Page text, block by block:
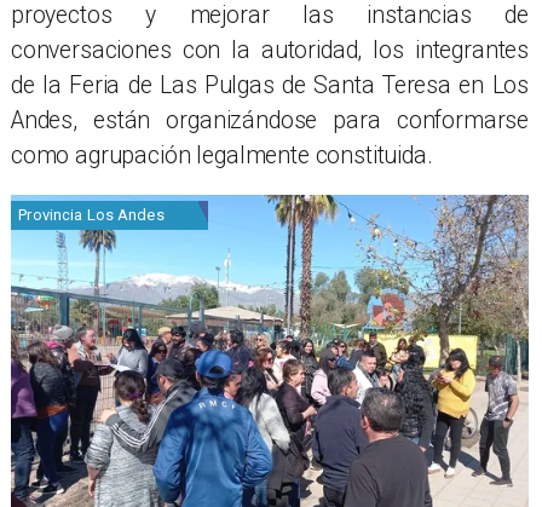
proyectos y mejorar las instancias de
conversaciones con la autoridad, los integrantes
de la Feria de Las Pulgas de Santa Teresa en Los
Andes, están organizándose para conformarse
como agrupación legalmente constituida.
Provincia Los Andes